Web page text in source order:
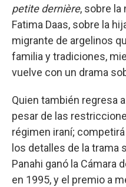
petite dernière, sobre la
Fatima Daas, sobre la
migrante de argelinos
familia y tradiciones,
vuelve con un drama
Quien también regresa
pesar de las
régimen iraní;
los detalles de la trama
Panahi ganó la Cámara
en 1995, y el premio a